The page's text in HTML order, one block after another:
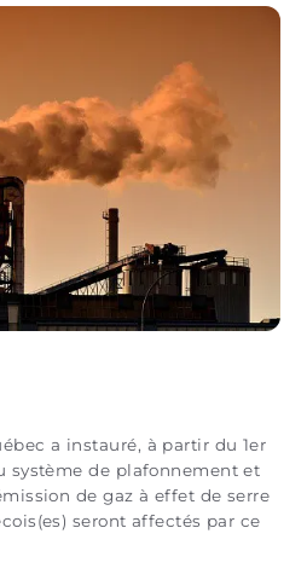
a instauré, à partir du 1er
système de plafonnement et
de gaz à effet de serre
seront affectés par ce